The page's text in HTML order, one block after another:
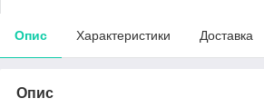
Опис Характеристики Доставка
Опис